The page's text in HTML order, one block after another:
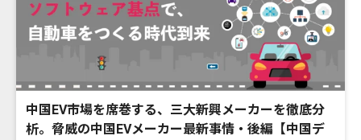
中国EV市場を席巻する、三大新興メーカーを徹底分
析。脅威の中国EVメーカー最新事情・後編【中国デ